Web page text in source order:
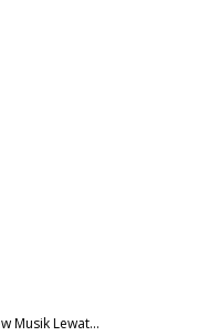
Musik Lewat...